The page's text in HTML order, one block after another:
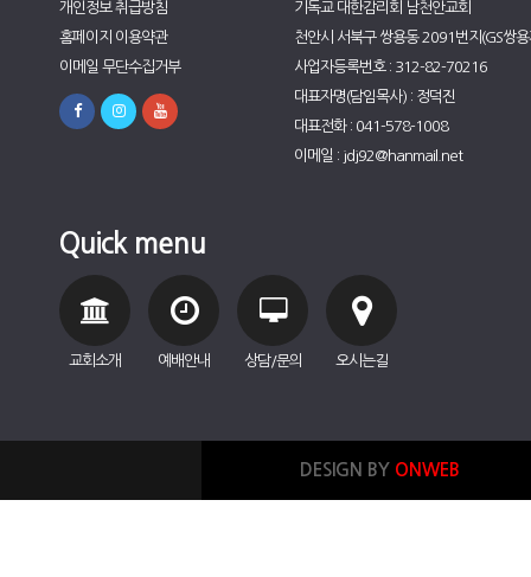
개인정보 취급방침
홈페이지 이용약관
이메일 무단수집거부
기독교 대한감리회 남천안교회
천안시 서북구 쌍용동 2091번지(GS쌍
사업자등록번호 : 312-82-70216
대표자명(담임목사) : 정덕진
대표전화 : 041-578-1008
이메일 : jdj92@hanmail.net
Quick menu
교회소개 예배안내 상담/문의 오시는길
DESIGN BY ONWEB